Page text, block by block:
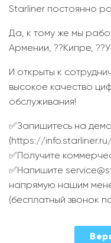
Starliner постоянно
Да, к тому же мы
Армении, ??Кипре,
И открыты к
высокое качество
обслуживания!
✅Запишитесь на
(https://
✅Получите
✅Напишите
напрямую нашим
(бесплатный звонок